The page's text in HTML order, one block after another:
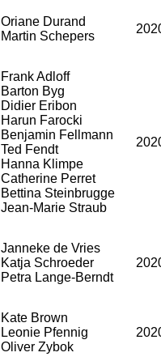
Oriane Durand
Martin Schepers
Frank Adloff
Barton Byg
Didier Eribon
Harun Farocki
Benjamin Fellmann
Ted Fendt
Hanna Klimpe
Catherine Perret
Bettina Steinbrugge
Jean-Marie Straub
Janneke de Vries
Katja Schroeder
Petra Lange-Berndt
Kate Brown
Leonie Pfennig
Oliver Zybok